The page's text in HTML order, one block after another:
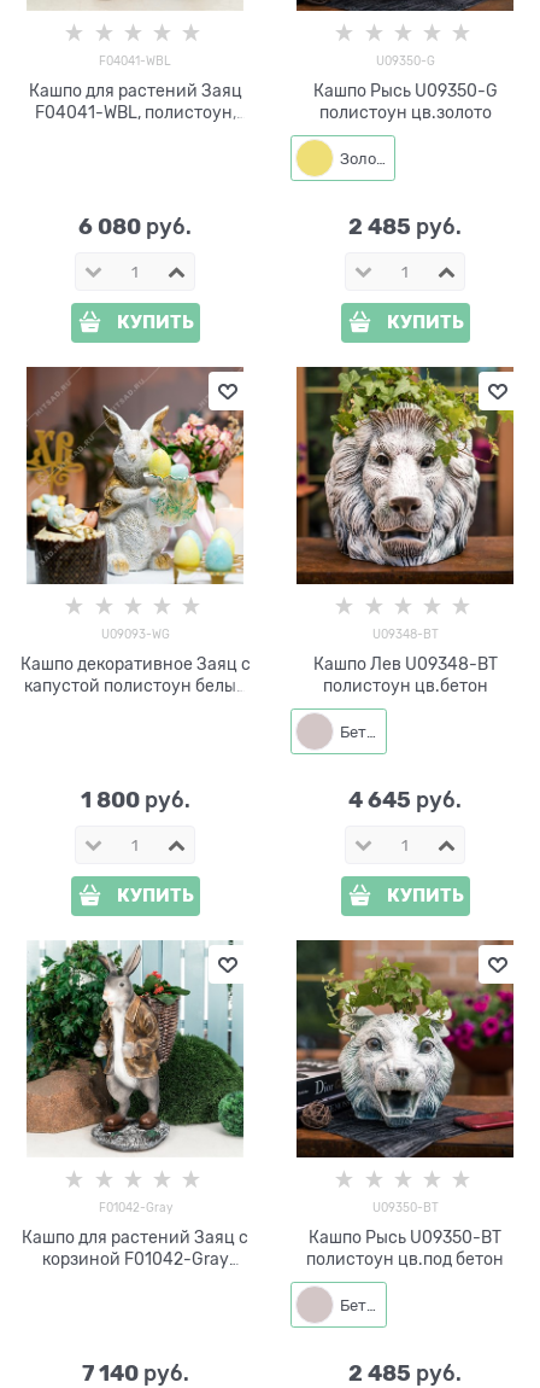
F04041-WBL
Кашпо для растений Заяц
F04041-WBL, полистоун,
6 080 руб.
КУПИТЬ
U09350-G
Кашпо Рысь U09350-G
полистоун цв.золото
2 485 руб.
КУПИТЬ
U09093-WG
Кашпо декоративное Заяц с
капустой полистоун белый
1 800 руб.
КУПИТЬ
U09348-BT
Кашпо Лев U09348-BT
полистоун цв.бетон
4 645 руб.
КУПИТЬ
F01042-Gray
Кашпо для растений Заяц с
корзиной F01042-Gray
7 140 руб.
U09350-BT
Кашпо Рысь U09350-BT
полистоун цв.под бетон
2 485 руб.